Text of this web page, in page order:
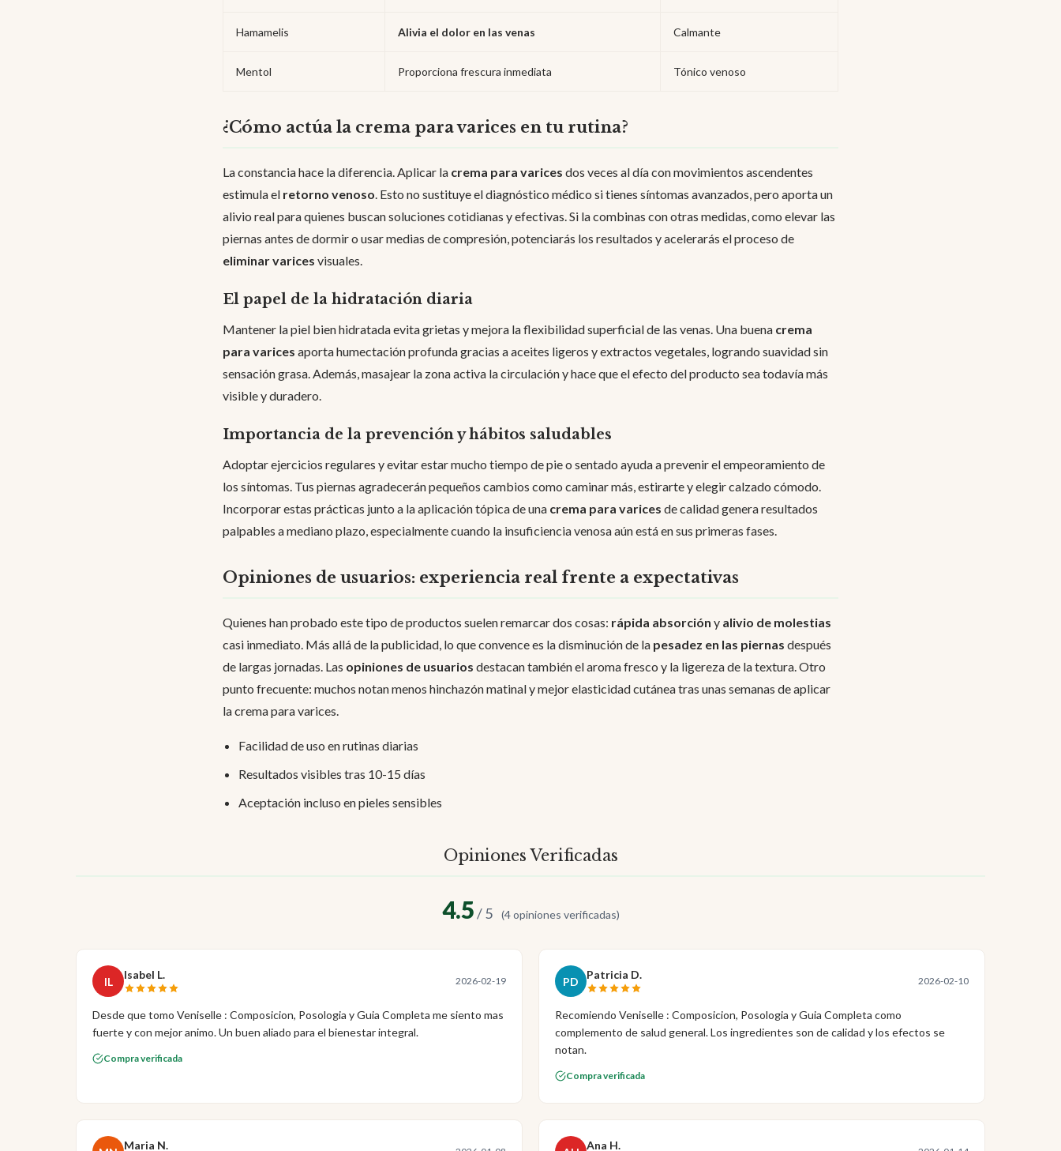
Hamamelis Alivia el dolor en las venas Calmante
Mentol Proporciona frescura inmediata Tónico venoso
¿Cómo actúa la crema para varices en tu rutina?
La constancia hace la diferencia. Aplicar la crema para varices dos veces al día con movimientos ascendentes
estimula el retorno venoso. Esto no sustituye el diagnóstico médico si tienes síntomas avanzados, pero aporta un
alivio real para quienes buscan soluciones cotidianas y efectivas. Si la combinas con otras medidas, como elevar las
piernas antes de dormir o usar medias de compresión, potenciarás los resultados y acelerarás el proceso de
eliminar varices visuales.
El papel de la hidratación diaria
Mantener la piel bien hidratada evita grietas y mejora la flexibilidad superficial de las venas. Una buena crema
para varices aporta humectación profunda gracias a aceites ligeros y extractos vegetales, logrando suavidad sin
sensación grasa. Además, masajear la zona activa la circulación y hace que el efecto del producto sea todavía más
visible y duradero.
Importancia de la prevención y hábitos saludables
Adoptar ejercicios regulares y evitar estar mucho tiempo de pie o sentado ayuda a prevenir el empeoramiento de
los síntomas. Tus piernas agradecerán pequeños cambios como caminar más, estirarte y elegir calzado cómodo.
Incorporar estas prácticas junto a la aplicación tópica de una crema para varices de calidad genera resultados
palpables a mediano plazo, especialmente cuando la insuficiencia venosa aún está en sus primeras fases.
Opiniones de usuarios: experiencia real frente a expectativas
Quienes han probado este tipo de productos suelen remarcar dos cosas: rápida absorción y alivio de molestias
casi inmediato. Más allá de la publicidad, lo que convence es la disminución de la pesadez en las piernas después
de largas jornadas. Las opiniones de usuarios destacan también el aroma fresco y la ligereza de la textura. Otro
punto frecuente: muchos notan menos hinchazón matinal y mejor elasticidad cutánea tras unas semanas de aplicar
la crema para varices.
Facilidad de uso en rutinas diarias
Resultados visibles tras 10-15 días
Aceptación incluso en pieles sensibles
Opiniones Verificadas
4.5/ 5 (4 opiniones verificadas)
IL Isabel L. 2026-02-19
Desde que tomo Veniselle : Composicion, Posologia y Guia Completa me siento mas
fuerte y con mejor animo. Un buen aliado para el bienestar integral.
Compra verificada
PD Patricia D. 2026-02-10
Recomiendo Veniselle : Composicion, Posologia y Guia Completa como
complemento de salud general. Los ingredientes son de calidad y los efectos se
notan.
Compra verificada
Maria N. Ana H.